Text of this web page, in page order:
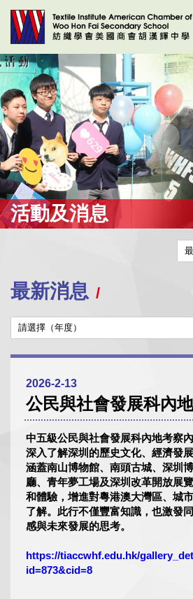
活動及消息
最新消息
2026-2-13
公民與社會發展科內
中五級公民與社會發展科內地考察
深入了解深圳的歷史文化、經濟發
涵蓋南山博物館、南頭古城、深圳
廳、青年夢工場及深圳改革開放展
和體驗，增進對粵港澳大灣區、城
了解。此行不僅豐富知識，也激發
感與未來發展的思考。
https://tiaccwhf.edu.hk/
id=873&cid=8